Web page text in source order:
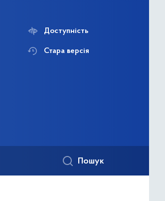
Доступність
Стара версія
Пошук